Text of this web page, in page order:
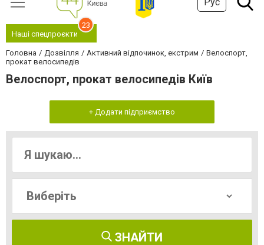
Наші спецпроєкти
23
Головна Дозвілля Активний відпочинок, екстрим
Велоспорт,
прокат велосипедів
Велоспорт, прокат велосипедів Київ
+ Додати підприємство
ЗНАЙТИ